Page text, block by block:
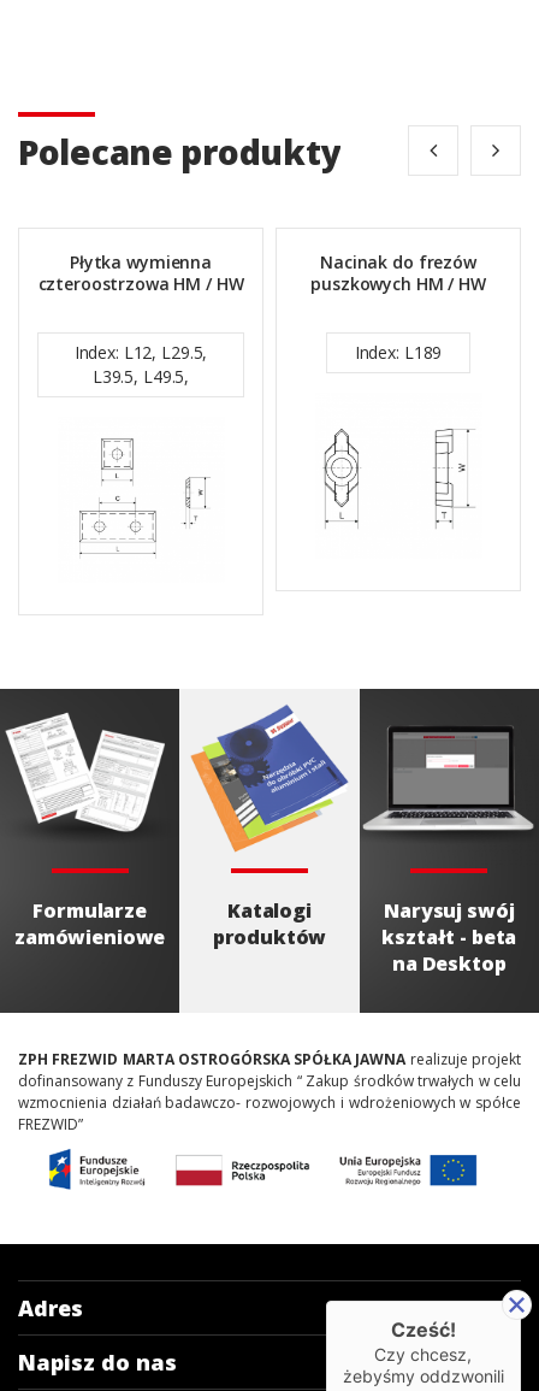
Polecane produkty
Płytka wymienna
czteroostrzowa HM / HW
Index: L12, L29.5,
L39.5, L49.5,
Nacinak do frezów
puszkowych HM / HW
Index: L189
Formularze
zamówieniowe
Katalogi
produktów
Narysuj swój
kształt - beta
na Desktop
ZPH FREZWID MARTA OSTROGÓRSKA SPÓŁKA JAWNArealizuje projekt
dofinansowany z Funduszy Europejskich “ Zakup środków trwałych w celu
wzmocnienia działań badawczo- rozwojowych i wdrożeniowych w spółce
FREZWID”
Adres
Napisz do nas
Cześć!
Czy chcesz,
żebyśmy oddzwonili